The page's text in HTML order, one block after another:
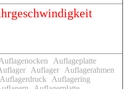
Auflageplatte
Auflager
Auflagerahmen
Auflagerdruck
Auflagering